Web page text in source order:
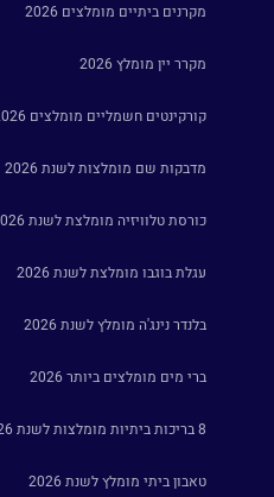
מקרנים ביתיים מומלצים 2026
מקרר יין מומלץ 2026
קורקינטים חשמליים מומלצים 2026
מדבקות שם מומלצות לשנת 2026
כורסת טלוויזיה מומלצת לשנת 2026
עגלת בוגבו מומלצת לשנת 2026
בלנדר נינג'ה מומלץ לשנת 2026
ברי מים מומלצים ביותר 2026
8 בריכות ביתיות מומלצות לשנת 2026
טאבון ביתי מומלץ לשנת 2026